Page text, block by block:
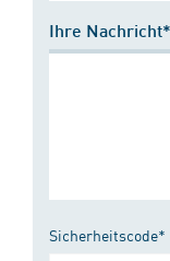
Ihre Nachricht*
Sicherheitscode*